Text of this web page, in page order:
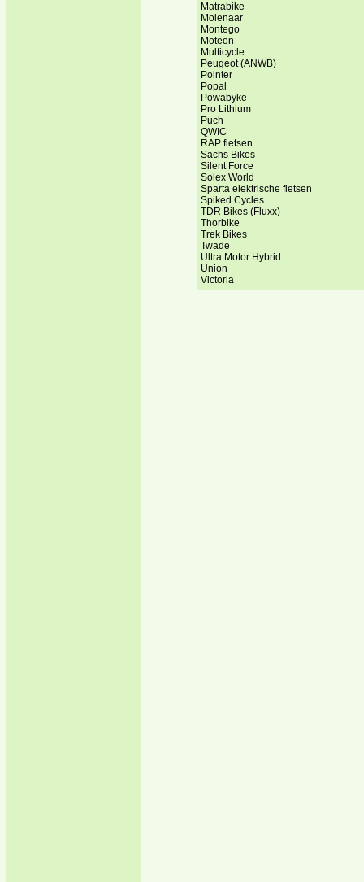
Matrabike
Molenaar
Montego
Moteon
Multicycle
Peugeot (ANWB)
Pointer
Popal
Powabyke
Pro Lithium
Puch
QWIC
RAP fietsen
Sachs Bikes
Silent Force
Solex World
Sparta elektrische fietsen
Spiked Cycles
TDR Bikes (Fluxx)
Thorbike
Trek Bikes
Twade
Ultra Motor Hybrid
Union
Victoria